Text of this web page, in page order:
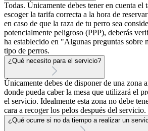
Todas. Únicamente debes tener en cuenta el
escoger la tarifa correcta a la hora de
en caso de que la raza de tu perro sea
potencialmente peligroso (PPP), deberás
ha establecido en "Algunas preguntas sobre
tipo de perros.
¿Qué necesito para el servicio?
Únicamente debes de disponer de una zona
donde pueda caber la mesa que utilizará el
el servicio. Idealmente esta zona no debe
cara a recoger los pelos después del servicio.
¿Qué ocurre si no da tiempo a realizar un